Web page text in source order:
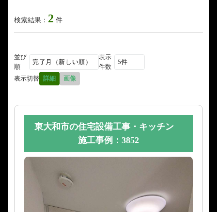
検索結果： 2 件
並び
順
表示
件数
表示切替 詳細 画像
東大和市の住宅設備工事・キッチン
施工事例：3852